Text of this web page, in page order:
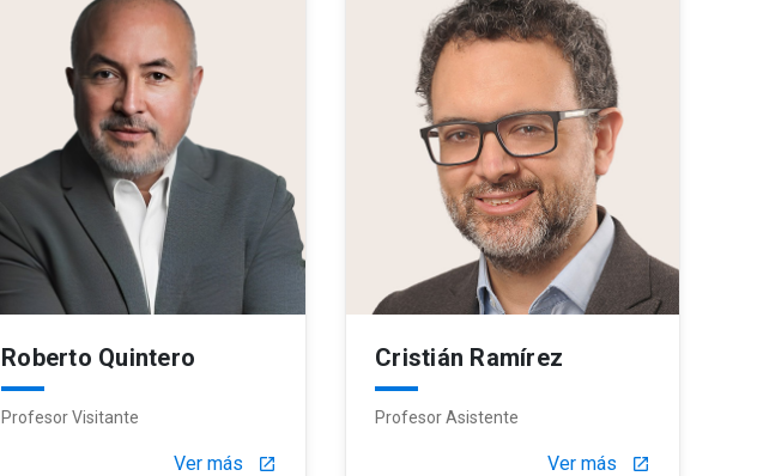
Roberto Quintero
Profesor Visitante
Ver más launch
Cristián Ramírez
Profesor Asistente
Ver más launch